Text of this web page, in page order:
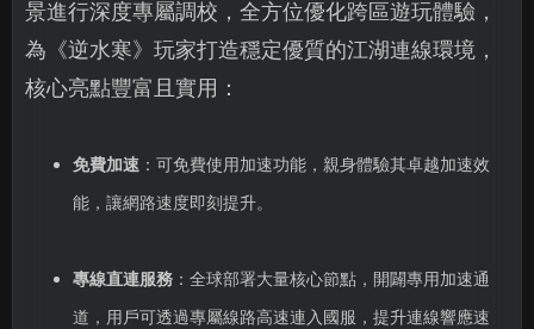
景進行深度專屬調校，全方位優化跨區遊玩體驗，
為《逆水寒》玩家打造穩定優質的江湖連線環境，
核心亮點豐富且實用：
免費加速：可免費使用加速功能，親身體驗其卓越加速效
能，讓網路速度即刻提升。
專線直連服務：全球部署大量核心節點，開闢專用加速通
道，用戶可透過專屬線路高速連入國服，提升連線響應速